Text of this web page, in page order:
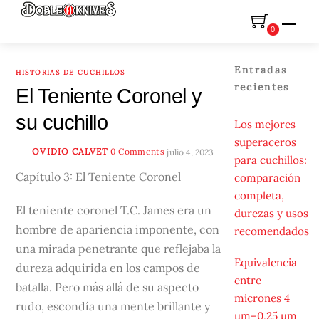
Skip
0
HISTORIAS DE CUCHILLOS
El Teniente Coronel y
su cuchillo
OVIDIO CALVET 0 Comments julio 4, 2023
Capítulo 3: El Teniente Coronel
El teniente coronel T.C. James era un
hombre de apariencia imponente, con
una mirada penetrante que reflejaba la
dureza adquirida en los campos de
batalla. Pero más allá de su aspecto
rudo, escondía una mente brillante y
Entradas
recientes
Los mejores
superaceros
para cuchillos:
comparación
completa,
durezas y usos
recomendados
Equivalencia
entre
micrones 4
µm–0,25 µm